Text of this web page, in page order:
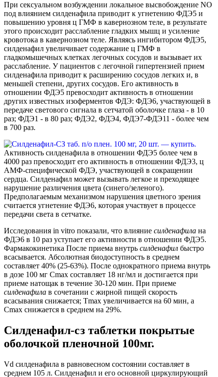
При сексуальном возбуждении локальное высвобождение NO
под влиянием силденафила приводит к угнетению ФДЭ5 и
повышению уровня ц ГМФ в кавернозном теле, в результате
этого происходит расслабление гладких мышц и усиление
кровотока в кавернозном теле. Являясь ингибитором ФДЭ5,
силденафил увеличивает содержание ц ГМФ в
гладкомышечных клетках легочных сосудов и вызывает их
расслабление. У пациентов с легочной гипертензией прием
силденафила приводит к расширению сосудов легких и, в
меньшей степени, других сосудов. Его активность в
отношении ФДЭ5 превосходит активность в отношении
других известных изоферментов ФДЭ: ФДЭ6, участвующей в
передаче светового сигнала в сетчатой оболочке глаза - в 10
раз; ФДЭ1 - в 80 раз; ФДЭ2, ФДЭ4, ФДЭ7-ФДЭ11 - более чем
в 700 раз.
Активность силденафила в отношении ФДЭ5 более чем в
4000 раз превосходит его активность в отношении ФДЭ3, ц
АМФ-специфической ФДЭ, участвующей в сокращении
сердца. Силденафил может вызывать легкое и преходящее
нарушение различения цвета (синего/зеленого).
Предполагаемым механизмом нарушения цветного зрения
считается угнетение ФДЭ6, которая участвует в процессе
передачи света в сетчатке.
Исследования in vitro показали, что влияние силденафила на
ФДЭ6 в 10 раз уступает его активности в отношении ФДЭ5.
Фармакокинетика После приема внутрь силденафил быстро
всасывается. Абсолютная биодоступность в среднем
составляет 40% (25-63%). После однократного приема внутрь
в дозе 100 мг Cmax составляет 18 нг/мл и достигается при
приеме натощак в течение 30-120 мин. При приеме
силденафила в сочетании с жирной пищей скорость
всасывания снижается; Тmax увеличивается на 60 мин, а
Cmax снижается в среднем на 29%.
Силденафил-сз таблетки покрытые
оболочкой пленочной 100мг.
Vd силденафила в равновесном состоянии составляет в
среднем 105 л. Силденафил и его основной циркулирующий